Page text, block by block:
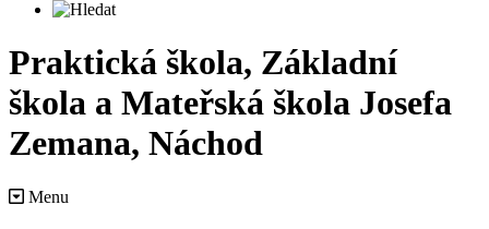
Praktická škola, Základní
škola a Mateřská škola Josefa
Zemana, Náchod
Menu